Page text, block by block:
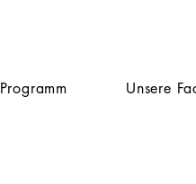
Programm Unsere